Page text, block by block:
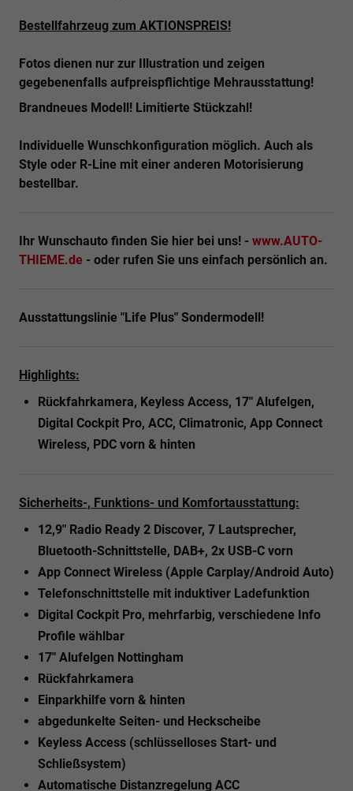
Bestellfahrzeug zum AKTIONSPREIS!
Fotos dienen nur zur Illustration und zeigen
gegebenenfalls aufpreispflichtige Mehrausstattung!
Brandneues Modell! Limitierte Stückzahl!
Individuelle Wunschkonfiguration möglich. Auch als
Style oder R-Line mit einer anderen Motorisierung
bestellbar.
Ihr Wunschauto finden Sie hier bei uns! - www.AUTO-
THIEME.de - oder rufen Sie uns einfach persönlich an.
Ausstattungslinie "Life Plus" Sondermodell!
Highlights:
Rückfahrkamera, Keyless Access, 17" Alufelgen,
Digital Cockpit Pro, ACC, Climatronic, App Connect
Wireless, PDC vorn & hinten
Sicherheits-, Funktions- und Komfortausstattung:
12,9" Radio Ready 2 Discover, 7 Lautsprecher,
Bluetooth-Schnittstelle, DAB+, 2x USB-C vorn
App Connect Wireless (Apple Carplay/Android Auto)
Telefonschnittstelle mit induktiver Ladefunktion
Digital Cockpit Pro, mehrfarbig, verschiedene Info
Profile wählbar
17" Alufelgen Nottingham
Rückfahrkamera
Einparkhilfe vorn & hinten
abgedunkelte Seiten- und Heckscheibe
Keyless Access (schlüsselloses Start- und
Schließsystem)
Automatische Distanzregelung ACC